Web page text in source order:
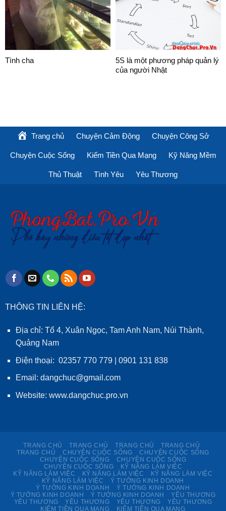
Tình cha
5S là một phương pháp quản lý
của người Nhật
Trang chủ Chuyện Cảm Động Chuyện Công Sở
Chuyện Cuộc Sống Kiếm Tiền Qua Mạng Kỹ Năng Mềm
Thủ Thuật Tình Yêu Yêu Thương
THÔNG TIN LIÊN HỆ:
Địa chỉ: Tổ 4, Xuân Ngọc, Tam Anh Nam, Núi Thành,
Quảng Nam
Điện thoại: 02357 770 779 | 0901 131 838
Email: dangchuc@gmail.com
Website: www.dangchuc.pro.vn
TRANG CHỦ TRANG CHỦ TRANG CHỦ
TRANG CHỦ
TRANG CHỦ
CHUYỆN CUỘC SỐNG
CHUYỆN CUỘC SỐNG
CHUYỆN CUỘC SỐNG
CHUYỆN CUỘC SỐNG
CHUYỆN CUỘC SỐNG
KỸ NĂNG LÀM VIỆC
KỸ NĂNG LÀM VIỆC
KỸ NĂNG LÀM VIỆC
KỸ NĂNG LÀM VIỆC
KỸ NĂNG LÀM VIỆC
Ý TƯỞNG KINH DOANH
Ý TƯỞNG KINH DOANH
Ý TƯỞNG KINH DOANH
Ý TƯỞNG KINH DOANH
Ý TƯỞNG KINH DOANH
YÊU THƯƠNG
YÊU THƯƠNG
YÊU THƯƠNG YÊU THƯƠNG
YÊU THƯƠNG
KIẾM TIỀN QUA MẠNG
KIẾM TIỀN QUA MẠNG